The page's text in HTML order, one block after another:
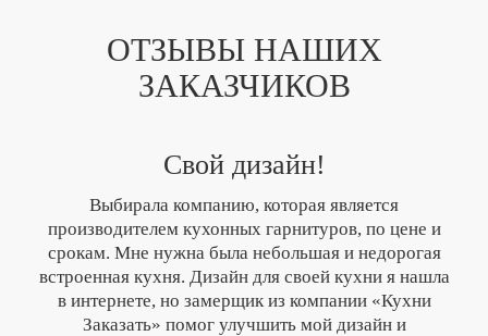
ОТЗЫВЫ НАШИХ
ЗАКАЗЧИКОВ
Свой дизайн!
Выбирала компанию, которая является
производителем кухонных гарнитуров, по цене и
срокам. Мне нужна была небольшая и недорогая
встроенная кухня. Дизайн для своей кухни я нашла
в интернете, но замерщик из компании «Кухни
Заказать» помог улучшить мой дизайн и